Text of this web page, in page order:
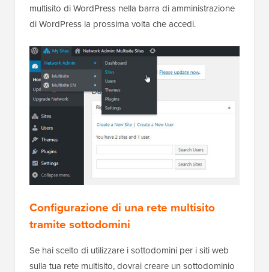
multisito di WordPress nella barra di amministrazione
di WordPress la prossima volta che accedi.
Configurazione di una rete multisito
tramite sottodomini
Se hai scelto di utilizzare i sottodomini per i siti web
sulla tua rete multisito, dovrai creare un sottodominio